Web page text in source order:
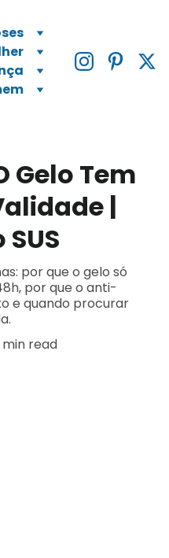
Gelo Tem
|
por que o gelo só
por que o anti-
e quando procurar
read